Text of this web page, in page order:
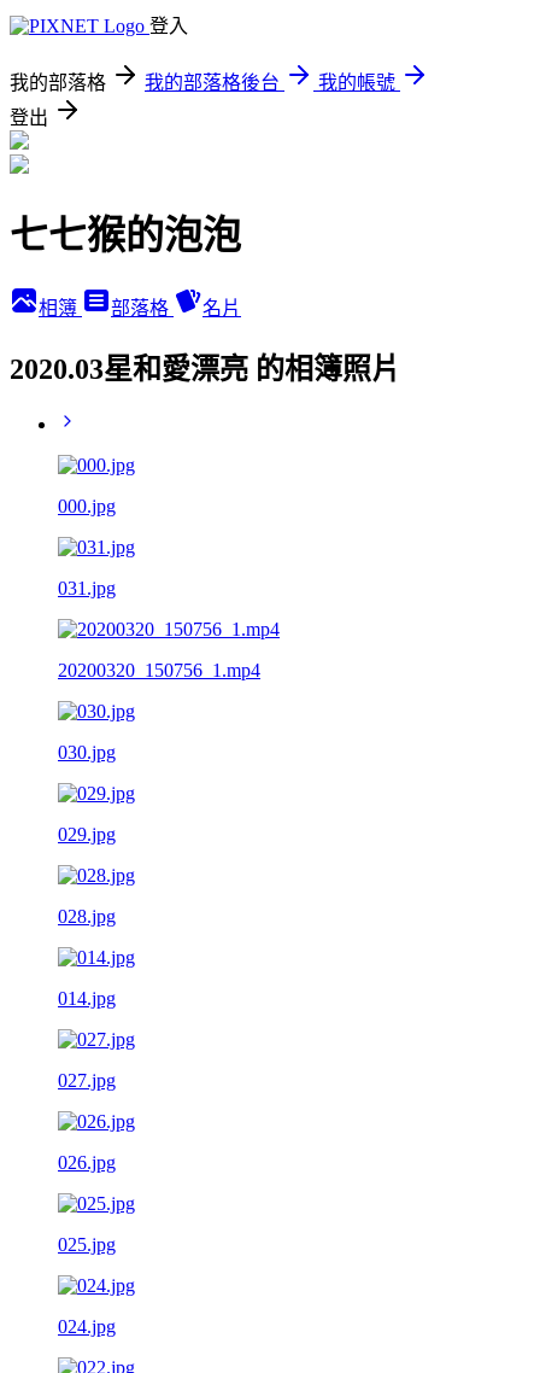
登入
我的部落格 我的部落格後台
我的帳號
登出
七七猴的泡泡
相簿 部落格 名片
2020.03星和愛漂亮 的相簿照片
000.jpg
031.jpg
20200320_150756_1.mp4
030.jpg
029.jpg
028.jpg
014.jpg
027.jpg
026.jpg
025.jpg
024.jpg